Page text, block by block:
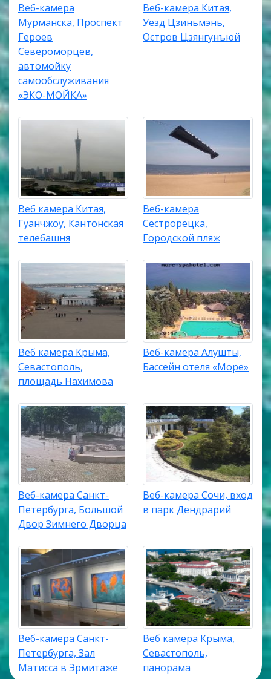
Веб-камера
Мурманска, Проспект
Героев
Североморцев,
автомойку
самообслуживания
«ЭКО-МОЙКА»
Веб-камера Китая,
Уезд Цзиньмэнь,
Остров Цзянгунъюй
Веб камера Китая,
Гуанчжоу, Кантонская
телебашня
Веб-камера
Сестрорецка,
Городской пляж
Веб камера Крыма,
Севастополь,
площадь Нахимова
Веб-камера Алушты,
Бассейн отеля «Море»
Веб-камера Санкт-
Петербурга, Большой
Двор Зимнего Дворца
Веб-камера Сочи, вход
в парк Дендрарий
Веб-камера Санкт-
Петербурга, Зал
Матисса в Эрмитаже
Веб камера Крыма,
Севастополь,
панорама